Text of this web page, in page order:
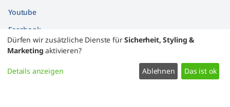
Youtube
Facebook
Findbücher
Widerrufsformular
Dürfen wir zusätzliche Dienste fürSicherheit, Styling &
Marketing aktivieren?
Details anzeigen Ablehnen Das ist ok